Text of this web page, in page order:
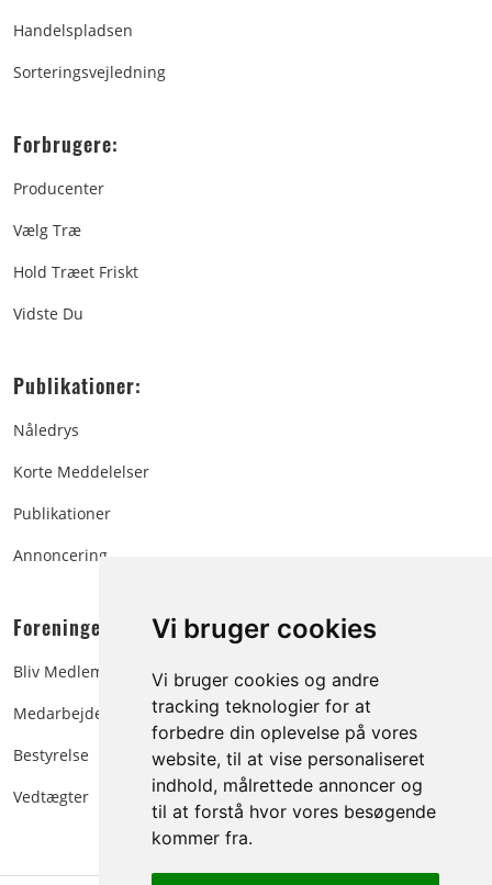
Vi bruger cookies
Vi bruger cookies og andre
tracking teknologier for at
forbedre din oplevelse på vores
website, til at vise personaliseret
indhold, målrettede annoncer og
til at forstå hvor vores besøgende
kommer fra.
Handelspladsen
Sorteringsvejledning
Forbrugere:
Producenter
Vælg Træ
Hold Træet Friskt
Vidste Du
Publikationer:
Nåledrys
Korte Meddelelser
Publikationer
Annoncering
Foreningen:
Bliv Medlem
Medarbejdere
Bestyrelse
Vedtægter